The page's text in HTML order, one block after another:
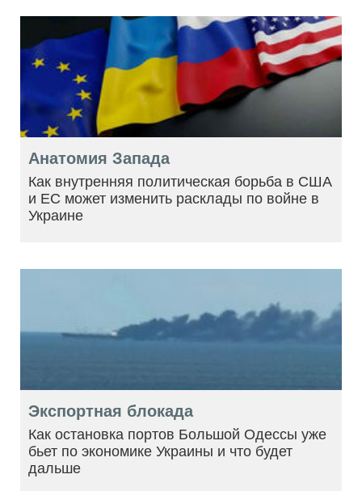
Анатомия Запада
Как внутренняя политическая борьба в США
и ЕС может изменить расклады по войне в
Украине
Экспортная блокада
Как остановка портов Большой Одессы уже
бьет по экономике Украины и что будет
дальше